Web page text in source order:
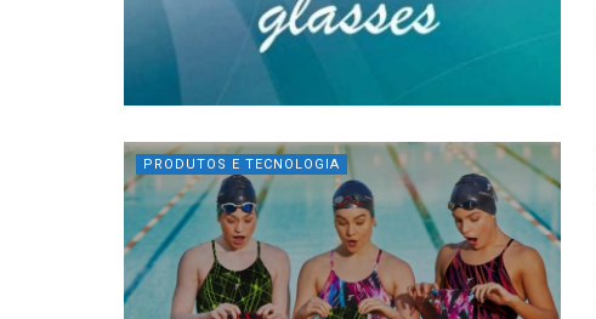
PRODUTOS E TECNOLOGIA